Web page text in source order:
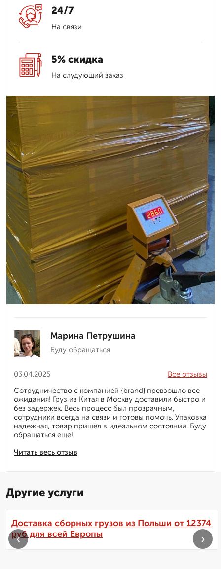
24/7
На связи
5% скидка
На слудующий заказ
Марина Петрушина
Буду обращаться
03.04.2025
Читать весь отзыв
Все отзывы
Сотрудничество с компанией {brand] превзошло все
ожидания! Груз из Китая в Москву доставили быстро и
без задержек. Весь процесс был прозрачным,
сотрудники всегда на связи и готовы помочь. Упаковка
надежная, товар пришёл в идеальном состоянии. Буду
обращаться еще!
Другие услуги
Доставка сборных грузов из Польши от 12374
руб для всей Европы
‹ ›